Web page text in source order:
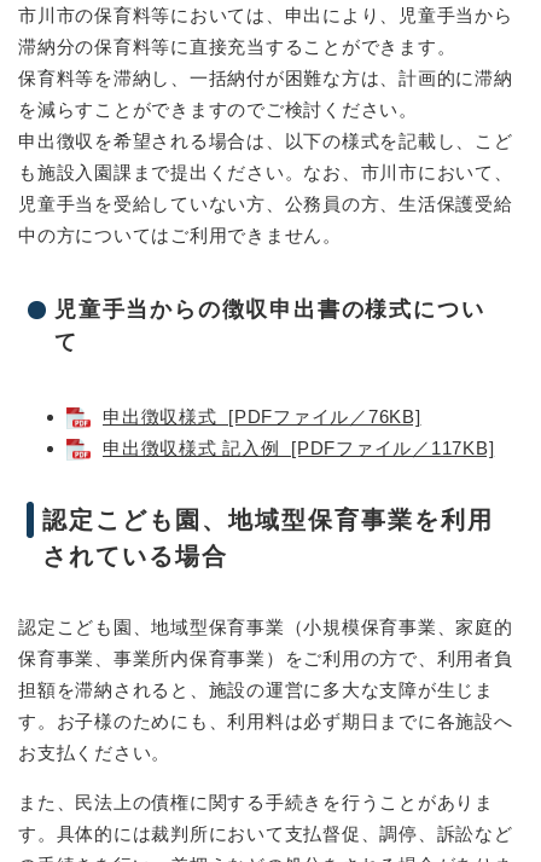
市川市の保育料等においては、申出により、児童手当から
滞納分の保育料等に直接充当することができます。
保育料等を滞納し、一括納付が困難な方は、計画的に滞納
を減らすことができますのでご検討ください。
申出徴収を希望される場合は、以下の様式を記載し、こど
も施設入園課まで提出ください。なお、市川市において、
児童手当を受給していない方、公務員の方、生活保護受給
中の方についてはご利用できません。
児童手当からの徴収申出書の様式につい
て
申出徴収様式 [PDFファイル／76KB]
申出徴収様式 記入例 [PDFファイル／117KB]
認定こども園、地域型保育事業を利用
されている場合
認定こども園、地域型保育事業（小規模保育事業、家庭的
保育事業、事業所内保育事業）をご利用の方で、利用者負
担額を滞納されると、施設の運営に多大な支障が生じま
す。お子様のためにも、利用料は必ず期日までに各施設へ
お支払ください。
また、民法上の債権に関する手続きを行うことがありま
す。具体的には裁判所において支払督促、調停、訴訟など